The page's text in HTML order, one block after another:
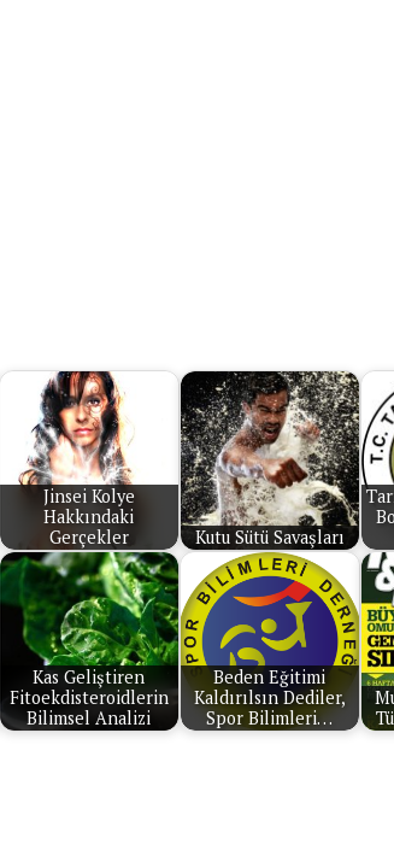
Jinsei Kolye
Hakkındaki
Gerçekler
Kutu Sütü Savaşları
Kas Geliştiren
Fitoekdisteroidlerin
Bilimsel Analizi
Beden Eğitimi
Kaldırılsın Dediler,
Spor Bilimleri…